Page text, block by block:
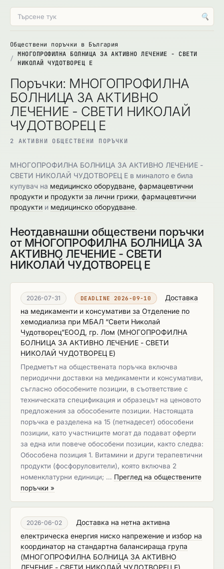
🔍
Обществени поръчки в България
МНОГОПРОФИЛНА БОЛНИЦА ЗА АКТИВНО ЛЕЧЕНИЕ - СВЕТИ
НИКОЛАЙ ЧУДОТВОРЕЦ Е
Поръчки: МНОГОПРОФИЛНА
БОЛНИЦА ЗА АКТИВНО
ЛЕЧЕНИЕ - СВЕТИ НИКОЛАЙ
ЧУДОТВОРЕЦ Е
2 АКТИВНИ ОБЩЕСТВЕНИ ПОРЪЧКИ
МНОГОПРОФИЛНА БОЛНИЦА ЗА АКТИВНО ЛЕЧЕНИЕ -
СВЕТИ НИКОЛАЙ ЧУДОТВОРЕЦ Е в миналото е била
купувач на медицинско оборудване, фармацевтични
продукти и продукти за лични грижи фармацевтични
продукти и медицинско оборудване.
Неотдавнашни обществени поръчки
от МНОГОПРОФИЛНА БОЛНИЦА ЗА
АКТИВНО ЛЕЧЕНИЕ - СВЕТИ
НИКОЛАЙ ЧУДОТВОРЕЦ Е
2026-07-31 DEADLINE 2026-09-10
Доставка
на медикаменти и консумативи за Отделение по
хемодиализа при МБАЛ “Свети Николай
Чудотворец”ЕООД, гр. Лом (МНОГОПРОФИЛНА
БОЛНИЦА ЗА АКТИВНО ЛЕЧЕНИЕ - СВЕТИ
НИКОЛАЙ ЧУДОТВОРЕЦ Е)
Предметът на обществената поръчка включва
периодични доставки на медикаменти и консумативи,
съгласно обособените позиции, в съответствие с
техническата спецификация и образецът на ценовото
предложения за обособените позиции. Настоящата
поръчка е разделена на 15 (петнадесет) обособени
позиции, като участниците могат да подават оферти
за една или повече обособени позиции, както следва:
Обособена позиция 1. Витамини и други терапевтични
продукти (фосфоруловители), която включва 2
номенклатурни единици; … Преглед на обществените
поръчки »
2026-06-02
Доставка на нетна активна
електрическа енергия ниско напрежение и избор на
координатор на стандартна балансираща група
(МНОГОПРОФИЛНА БОЛНИЦА ЗА АКТИВНО
ЛЕЧЕНИЕ - СВЕТИ НИКОЛАЙ ЧУДОТВОРЕЦ Е)